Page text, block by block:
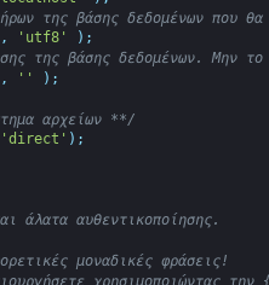
της βάσης δεδομένων που
, 'utf8' ) ;
της βάσης δεδομένων. Μην
, '' ) ;
αρχείων **/
'direct' ) ;
άλατα αυθεντικοποίησης.
μοναδικές φράσεις!
χρησιμοποιώντας